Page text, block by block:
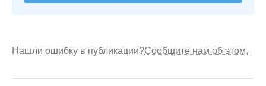
Нашли ошибку в публикации?Сообщите нам об этом.